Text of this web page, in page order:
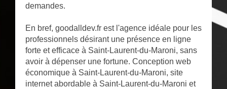
demandes.
En bref, goodalldev.fr est l'agence idéale pour les
professionnels désirant une présence en ligne
forte et efficace à Saint-Laurent-du-Maroni, sans
avoir à dépenser une fortune. Conception web
économique à Saint-Laurent-du-Maroni, site
internet abordable à Saint-Laurent-du-Maroni et